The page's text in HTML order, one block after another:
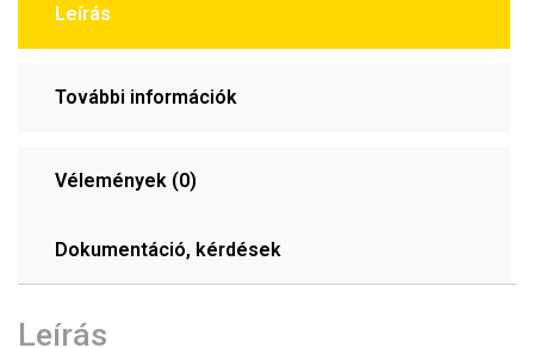
Leírás
További információk
Vélemények (0)
Dokumentáció, kérdések
Leírás